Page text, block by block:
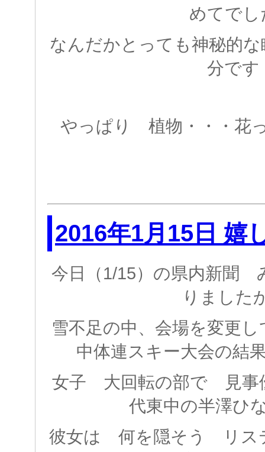
めてでし
なんだかとっても神秘的
分です
やっぱり 植物・・・花
2016年1月15日 嬉
今日（1/15）の県内新聞
りました
雪不足の中、会場を変更
中体連スキー大会の結
女子 大回転の部で 見事
代東中の半澤ひ
彼女は 何を隠そう リス